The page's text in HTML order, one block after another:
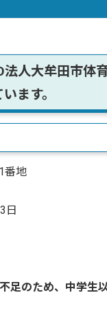
人大牟田市体
ます。
番地
日
足のため、中学生